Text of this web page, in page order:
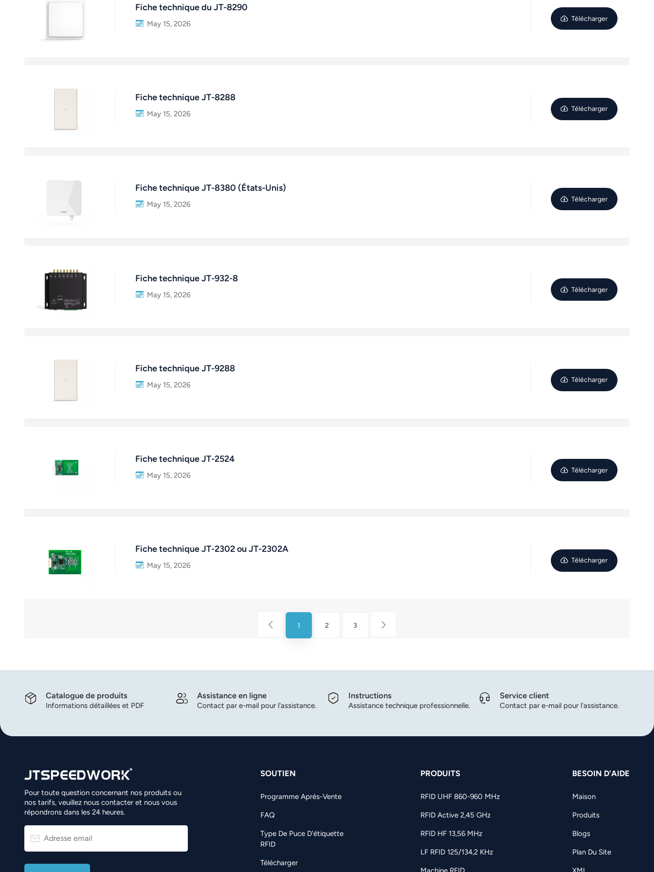
Fiche technique du JT-8290
May 15, 2026
Télécharger
Fiche technique JT-8288
May 15, 2026
Télécharger
Fiche technique JT-8380 (États-Unis)
May 15, 2026
Télécharger
Fiche technique JT-932-8
May 15, 2026
Télécharger
Fiche technique JT-9288
May 15, 2026
Télécharger
Fiche technique JT-2524
May 15, 2026
Télécharger
Fiche technique JT-2302 ou JT-2302A
May 15, 2026
Télécharger
1 2 3
Catalogue de produits
Informations détaillées et PDF
Assistance en ligne
Contact par e-mail pour l'assistance.
Instructions
Assistance technique professionnelle.
Service client
Contact par e-mail pour l'assistance.
Pour toute question concernant nos produits ou
nos tarifs, veuillez nous contacter et nous vous
répondrons dans les 24 heures.
SOUTIEN
Programme Après-Vente
FAQ
Type De Puce D'étiquette
RFID
Télécharger
PRODUITS
RFID UHF 860-960 MHz
RFID Active 2,45 GHz
RFID HF 13,56 MHz
LF RFID 125/134,2 KHz
BESOIN D'AIDE
Maison
Produits
Blogs
Plan Du Site